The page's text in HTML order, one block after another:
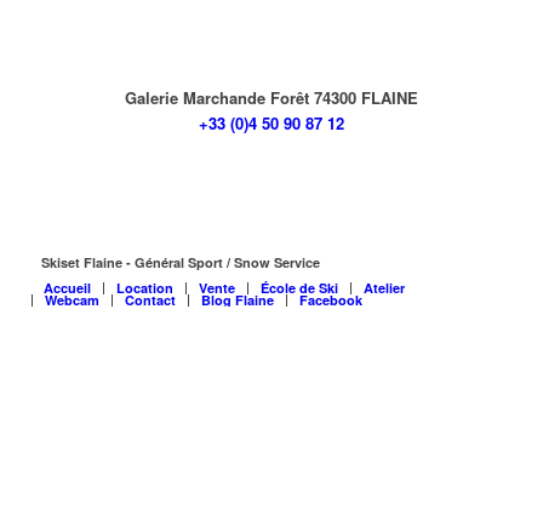
Galerie Marchande Forêt 74300 FLAINE
+33 (0)4 50 90 87 12
Skiset Flaine - Général Sport / Snow Service
Accueil
Location Vente École de Ski Atelier
Webcam Contact Blog Flaine Facebook